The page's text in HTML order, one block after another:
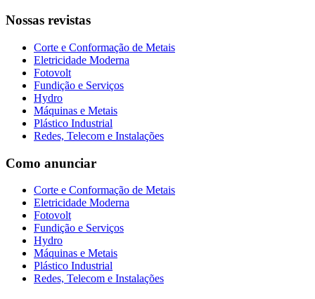
Nossas revistas
Corte e Conformação de Metais
Eletricidade Moderna
Fotovolt
Fundição e Serviços
Hydro
Máquinas e Metais
Plástico Industrial
Redes, Telecom e Instalações
Como anunciar
Corte e Conformação de Metais
Eletricidade Moderna
Fotovolt
Fundição e Serviços
Hydro
Máquinas e Metais
Plástico Industrial
Redes, Telecom e Instalações